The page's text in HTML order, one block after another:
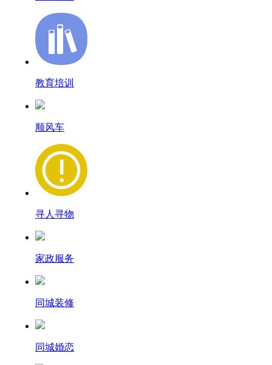
教育培训
顺风车
寻人寻物
家政服务
同城装修
同城婚恋